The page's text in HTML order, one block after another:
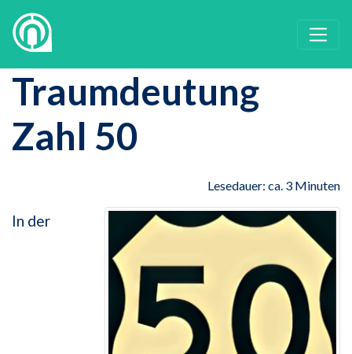
Traumdeutung
Zahl 50
Lesedauer: ca. 3 Minuten
In der